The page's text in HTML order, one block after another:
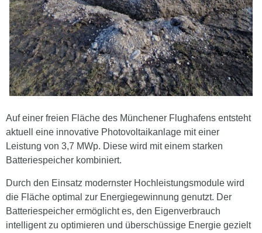
Auf einer freien Fläche des Münchener Flughafens entsteht
aktuell eine innovative Photovoltaikanlage mit einer
Leistung von 3,7 MWp. Diese wird mit einem starken
Batteriespeicher kombiniert.
Durch den Einsatz modernster Hochleistungsmodule wird
die Fläche optimal zur Energiegewinnung genutzt. Der
Batteriespeicher ermöglicht es, den Eigenverbrauch
intelligent zu optimieren und überschüssige Energie gezielt